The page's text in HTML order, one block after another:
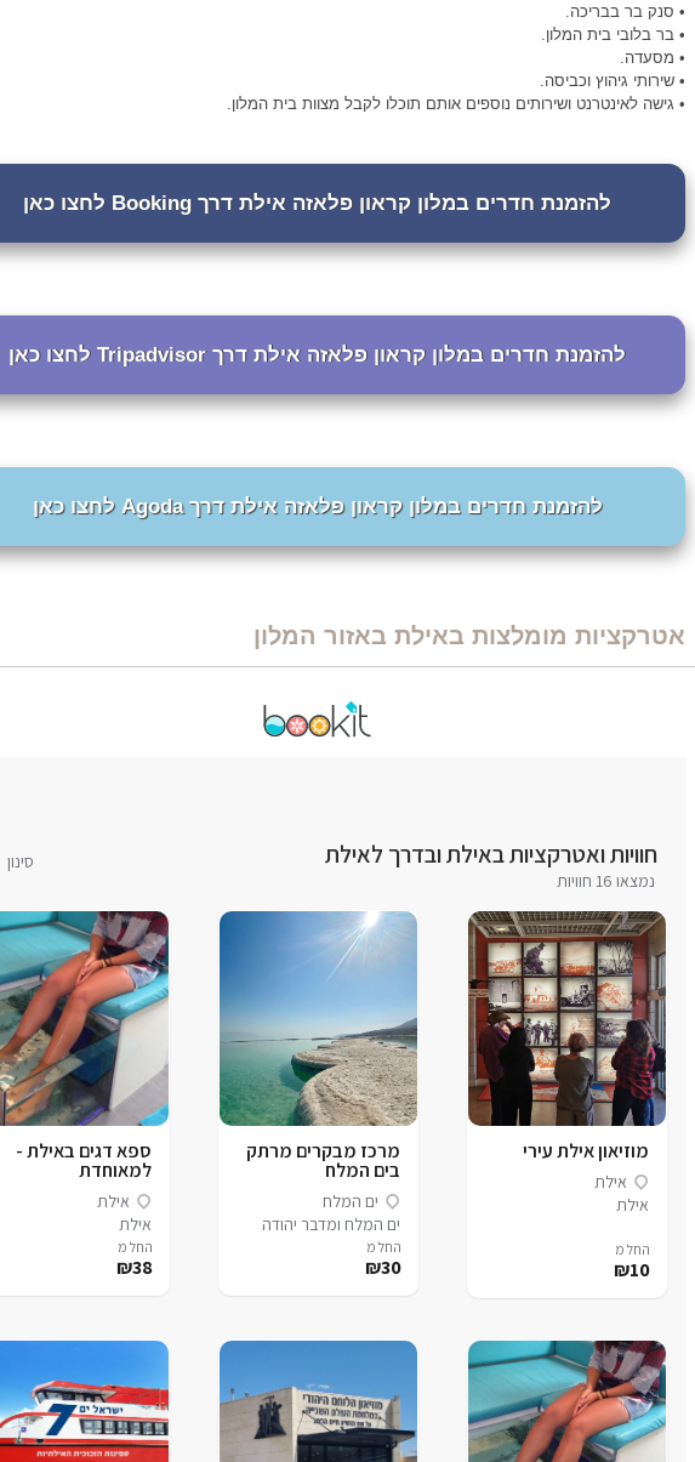
• סנק בר בבריכה.
• בר בלובי בית המלון.
• מסעדה.
• שירותי גיהוץ וכביסה.
• גישה לאינטרנט ושירותים נוספים אותם תוכלו לקבל מצוות בית המלון.
להזמנת חדרים במלון קראון פלאזה אילת דרך Booking לחצו כאן
להזמנת חדרים במלון קראון פלאזה אילת דרך Tripadvisor לחצו כאן
להזמנת חדרים במלון קראון פלאזה אילת דרך Agoda לחצו כאן
אטרקציות מומלצות באילת באזור המלון